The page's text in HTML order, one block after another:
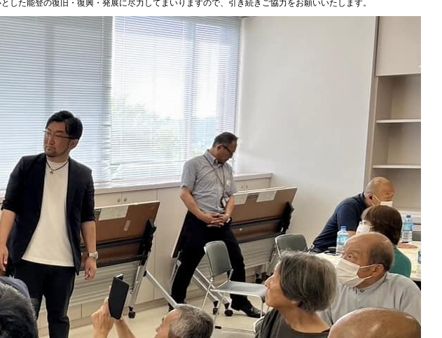
した能登の復旧・復興・発展に尽力してまいりますので、引き続きご協力をお願いいたします。